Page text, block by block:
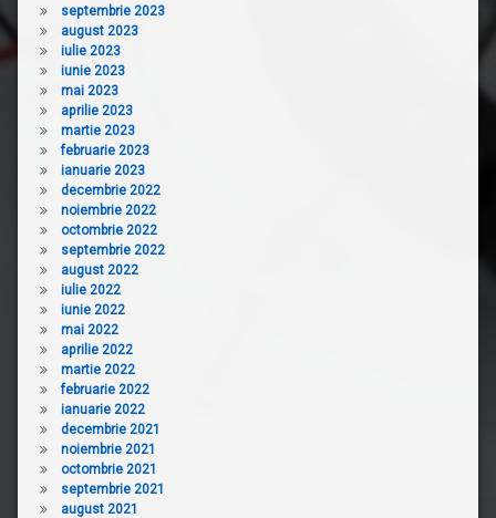
septembrie 2023
august 2023
iulie 2023
iunie 2023
mai 2023
aprilie 2023
martie 2023
februarie 2023
ianuarie 2023
decembrie 2022
noiembrie 2022
octombrie 2022
septembrie 2022
august 2022
iulie 2022
iunie 2022
mai 2022
aprilie 2022
martie 2022
februarie 2022
ianuarie 2022
decembrie 2021
noiembrie 2021
octombrie 2021
septembrie 2021
august 2021